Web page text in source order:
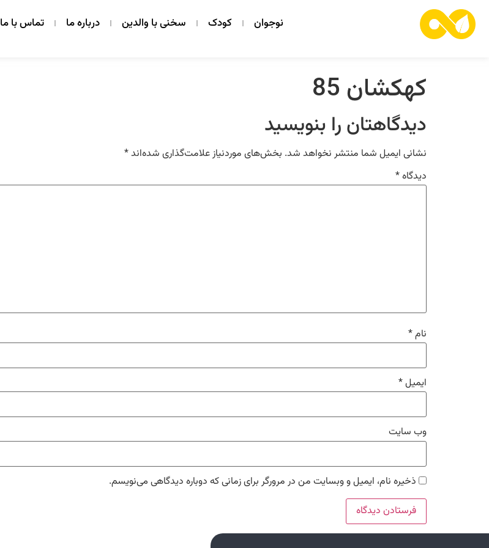
نوجوان کودک سخنی با والدین درباره ما تماس با ما
کهکشان 85
دیدگاهتان را بنویسید
نشانی ایمیل شما منتشر نخواهد شد. بخش‌های موردنیاز علامت‌گذاری شده‌اند*
دیدگاه*
نام*
ایمیل*
وب‌ سایت
ذخیره نام، ایمیل و وبسایت من در مرورگر برای زمانی که دوباره دیدگاهی می‌نویسم.